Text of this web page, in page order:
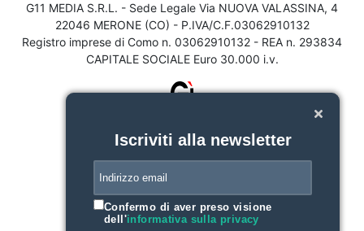
G11 MEDIA S.R.L. - Sede Legale Via NUOVA VALASSINA, 4
22046 MERONE (CO) - P.IVA/C.F.03062910132
Registro imprese di Como n. 03062910132 - REA n. 293834
CAPITALE SOCIALE Euro 30.000 i.v.
Iscriviti alla newsletter
Confermo di aver preso visione
dell'informativa sulla privacy